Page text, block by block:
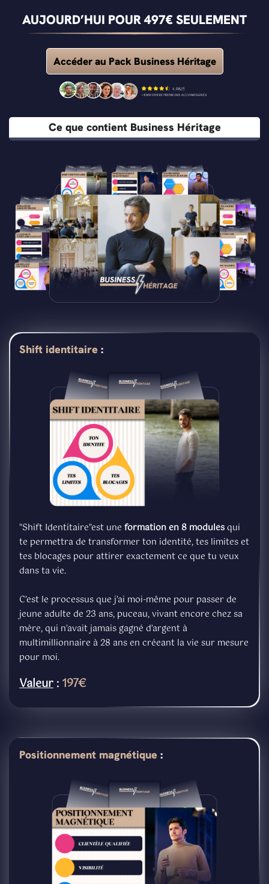
AUJOURD’HUI POUR 497€ SEULEMENT
Accéder au Pack Business Héritage
Ce que contient Business Héritage
Shift identitaire :
"Shift Identitaire"est une formation en 8 modulesqui
te permettra de transformer ton identité, tes limites et
tes blocages pour attirer exactement ce que tu veux
dans ta vie.
C’est le processus que j’ai moi-même pour passer de
jeune adulte de 23 ans, puceau, vivant encore chez sa
mère, qui n’avait jamais gagné d’argent à
multimillionnaire à 28 ans en créeant la vie sur mesure
pour moi.
Valeur : 197€
Positionnement magnétique :